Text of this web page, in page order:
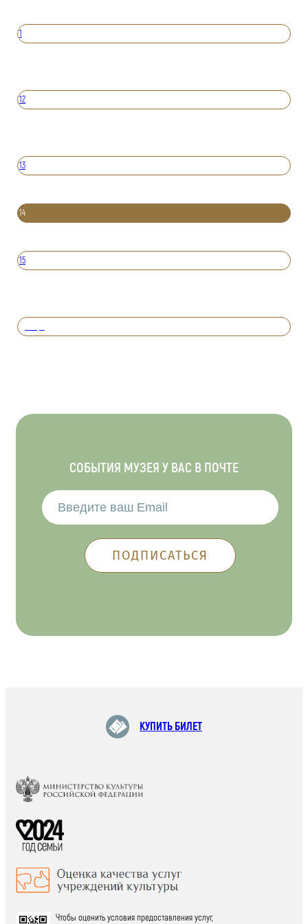
1
12
13
14
15
СОБЫТИЯ МУЗЕЯ У ВАС В ПОЧТЕ
КУПИТЬ БИЛЕТ
Чтобы оценить условия предоставления услуг,